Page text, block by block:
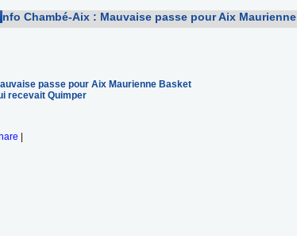
nfo Chambé-Aix : Mauvaise passe pour Aix
passe pour Aix Maurienne Basket
recevait Quimper